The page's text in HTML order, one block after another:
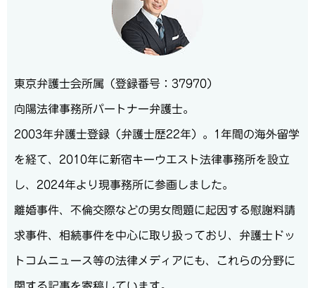
東京弁護士会所属（登録番号：37970）
向陽法律事務所パートナー弁護士。
2003年弁護士登録（弁護士歴22年）。1年間の海外留学
を経て、2010年に新宿キーウエスト法律事務所を設立
し、2024年より現事務所に参画しました。
離婚事件、不倫交際などの男女問題に起因する慰謝料請
求事件、相続事件を中心に取り扱っており、弁護士ドッ
トコムニュース等の法律メディアにも、これらの分野に